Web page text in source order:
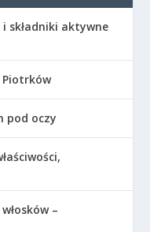
i składniki aktywne
pod oczy
–